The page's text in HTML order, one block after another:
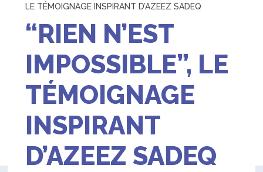
LE TÉMOIGNAGE INSPIRANT D’AZEEZ SADEQ
“RIEN N’EST
IMPOSSIBLE”, LE
TÉMOIGNAGE
INSPIRANT
D’AZEEZ SADEQ